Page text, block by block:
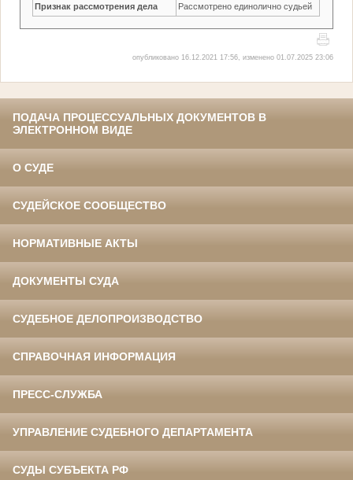
Признак рассмотрения дела Рассмотрено единолично судьей
опубликовано 16.12.2021 17:56, изменено 01.07.2025 23:06
ПОДАЧА ПРОЦЕССУАЛЬНЫХ ДОКУМЕНТОВ В
ЭЛЕКТРОННОМ ВИДЕ
О СУДЕ
СУДЕЙСКОЕ СООБЩЕСТВО
НОРМАТИВНЫЕ АКТЫ
ДОКУМЕНТЫ СУДА
СУДЕБНОЕ ДЕЛОПРОИЗВОДСТВО
СПРАВОЧНАЯ ИНФОРМАЦИЯ
ПРЕСС-СЛУЖБА
УПРАВЛЕНИЕ СУДЕБНОГО ДЕПАРТАМЕНТА
СУДЫ СУБЪЕКТА РФ